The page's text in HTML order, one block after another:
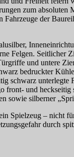
zum absoluten
der
Felgen. Seitlicher
und untere
bedruckter
schwarz unterlegte
front- und heckseitig
sowie silberner
Spielzeug – nicht
durch